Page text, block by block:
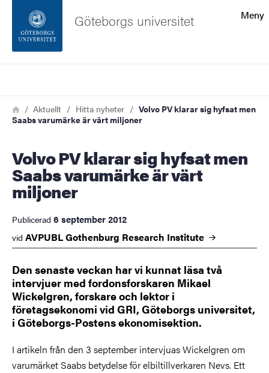
Sidfoten
Om webbplatsen
Meny
Göteborgs universitet
Länkstig
HemAktuellt Hitta nyheter
Volvo PV klarar sig hyfsat men
Saabs varumärke är värt miljoner
Volvo PV klarar sig hyfsat men
Saabs varumärke är värt
miljoner
Publicerad 6 september 2012
vid AVPUBL Gothenburg Research Institute
Den senaste veckan har vi kunnat läsa två
intervjuer med fordonsforskaren Mikael
Wickelgren, forskare och lektor i
företagsekonomi vid GRI, Göteborgs universitet,
i Göteborgs-Postens ekonomisektion.
I artikeln från den 3 september intervjuas Wickelgren om
varumärket Saabs betydelse för elbiltillverkaren Nevs. Ett